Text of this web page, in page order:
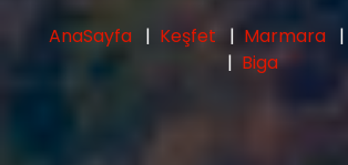
AnaSayfa Keşfet Marmara
Biga